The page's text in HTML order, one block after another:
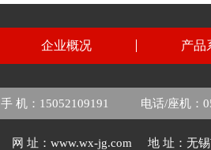
企业概况 产品
手 机：15052109191 电话/座机：
网 址：www.wx-jg.com 地 址：无